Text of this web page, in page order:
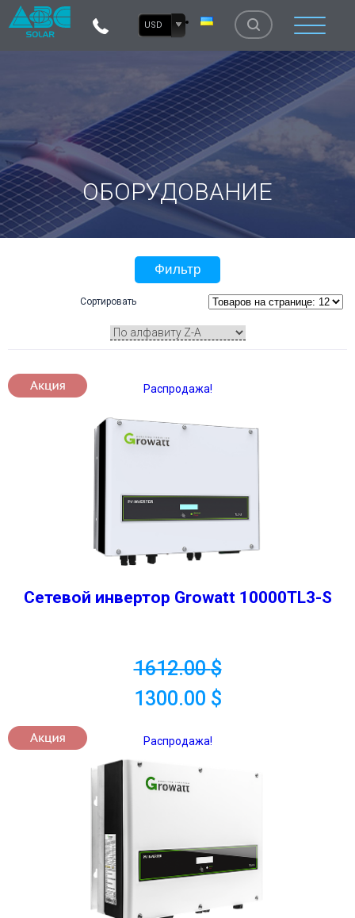
USD
ОБОРУДОВАНИЕ
Фильтр
Сортировать
Распродажа!
Сетевой инвертор Growatt 10000TL3-S
1612.00$
1300.00 $
Распродажа!